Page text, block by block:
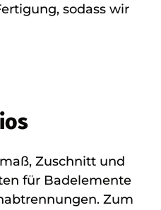
sodass wir
Zuschnitt und
für Badelemente
Zum